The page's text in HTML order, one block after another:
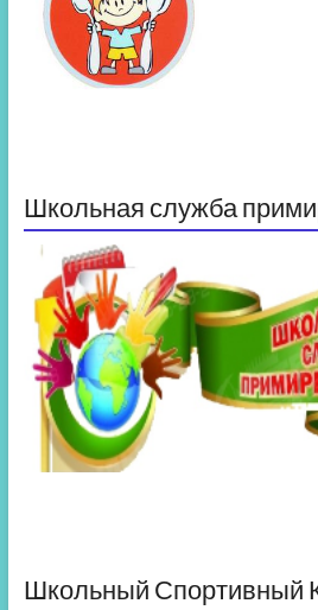
Школьная служба
Школьный Спортивный